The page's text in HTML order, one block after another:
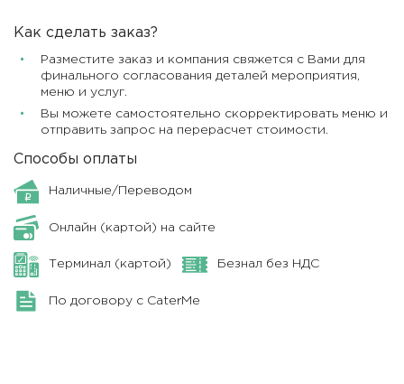
Как сделать заказ?
Разместите заказ и компания свяжется с Вами для
финального согласования деталей мероприятия,
меню и услуг.
Вы можете самостоятельно скорректировать меню и
отправить запрос на перерасчет стоимости.
Способы оплаты
Наличные/Переводом
Онлайн (картой) на сайте
Терминал (картой) Безнал без НДС
По договору с CaterMe